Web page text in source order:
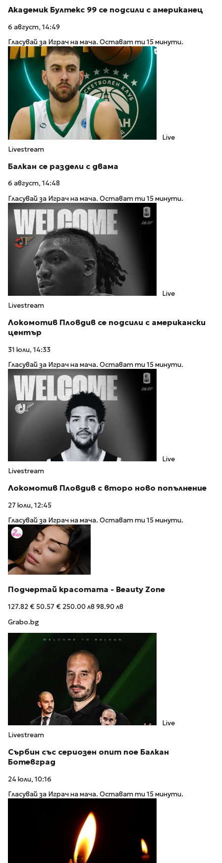
Академик Бултекс 99 се подсили с американец
6 август, 14:49
Гласувай за Играч на мача. Остават ти 15 минути.
Live
Livestream
Балкан се раздели с двама
6 август, 14:48
Гласувай за Играч на мача. Остават ти 15 минути.
Live
Livestream
Локомотив Пловдив се подсили с американски
център
31 юли, 14:33
Гласувай за Играч на мача. Остават ти 15 минути.
Live
Livestream
Локомотив Пловдив с второ ново попълнение
27 юли, 12:45
Гласувай за Играч на мача. Остават ти 15 минути.
Подчертай красотата - Beauty Zone
127.82 €50.57 € 250.00 лв 98.90 лв
Grabo.bg
Live
Livestream
Сърбин със сериозен опит пое Балкан
Ботевград
24 юли, 10:16
Гласувай за Играч на мача. Остават ти 15 минути.